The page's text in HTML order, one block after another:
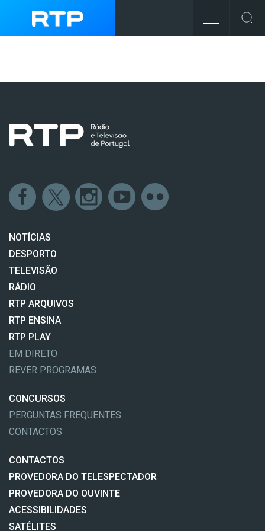
NOTÍCIAS
DESPORTO
TELEVISÃO
RÁDIO
RTP ARQUIVOS
RTP ENSINA
RTP PLAY
EM DIRETO
REVER PROGRAMAS
CONCURSOS
PERGUNTAS FREQUENTES
CONTACTOS
CONTACTOS
PROVEDORA DO TELESPECTADOR
PROVEDORA DO OUVINTE
ACESSIBILIDADES
SATÉLITES